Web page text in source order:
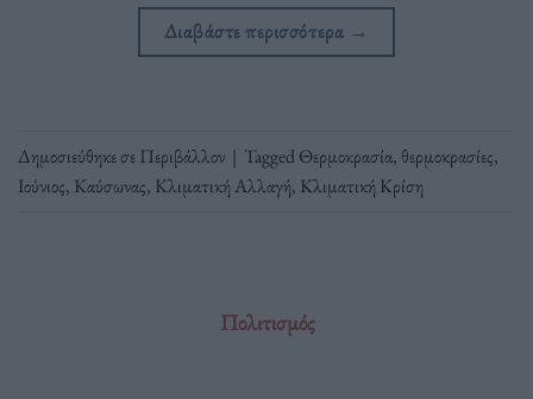
Διαβάστε περισσότερα →
Δημοσιεύθηκε σεΠεριβάλλον | TaggedΘερμοκρασία, θερμοκρασίες,
Ιούνιος, Καύσωνας, Κλιματική Αλλαγή, Κλιματική Κρίση
Πολιτισμός